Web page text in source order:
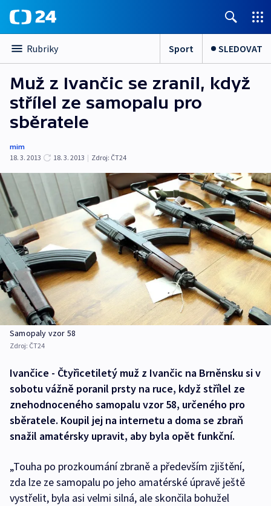
Rubriky Sport SLEDOVAT
Muž z Ivančic se zranil, když
střílel ze samopalu pro
sběratele
mim
18. 3. 2013
18. 3. 2013 | Zdroj: ČT24
Samopaly vzor 58
Zdroj: ČT24
Ivančice - Čtyřicetiletý muž z Ivančic na Brněnsku si v
sobotu vážně poranil prsty na ruce, když střílel ze
znehodnoceného samopalu vzor 58, určeného pro
sběratele. Koupil jej na internetu a doma se zbraň
snažil amatérsky upravit, aby byla opět funkční.
„Touha po prozkoumání zbraně a především zjištění,
zda lze ze samopalu po jeho amatérské úpravě ještě
vystřelit, byla asi velmi silná, ale skončila bohužel